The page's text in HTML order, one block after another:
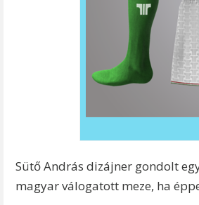
Sütő András dizájner gondolt
magyar válogatott meze, ha